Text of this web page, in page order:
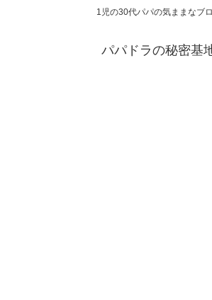
1児の30代パパの気ままなブ
パパドラの秘密基